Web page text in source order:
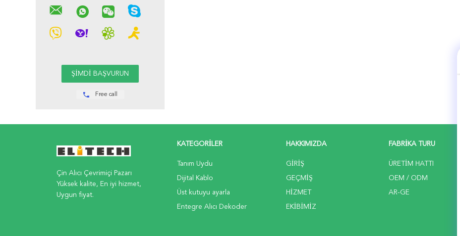
Free call
Çin Alıcı Çevrimiçi Pazarı
Yüksek kalite, En iyi hizmet,
Uygun fiyat.
KATEGORILER
Tanım Uydu
Dijital Kablo
Üst kutuyu ayarla
Entegre Alıcı Dekoder
HAKKIMIZDA
GIRIŞ
GEÇMIŞ
HIZMET
EKIBIMIZ
FABRIKA TURU
ÜRETIM HATTI
OEM / ODM
AR-GE